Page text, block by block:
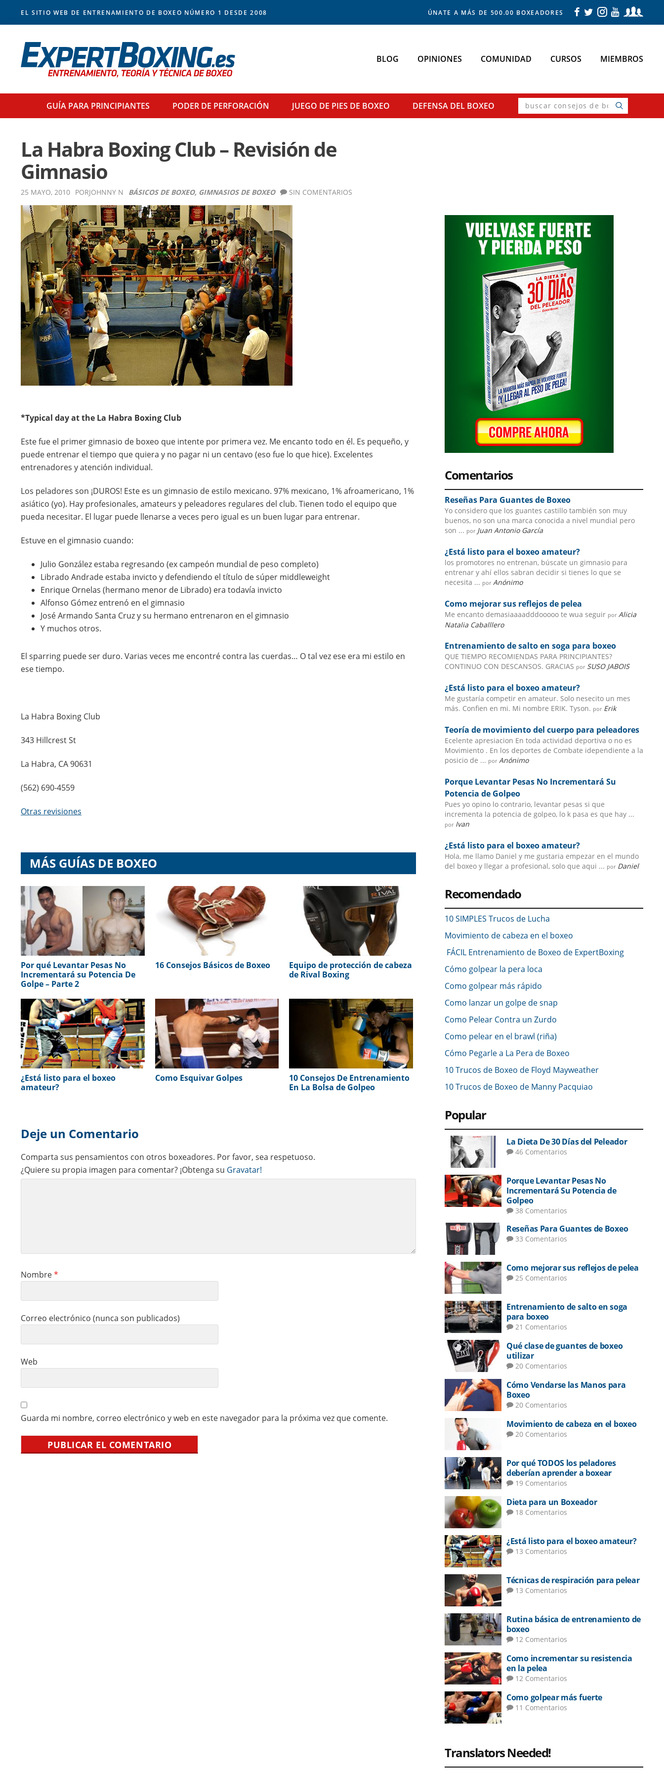
navigation
content
sidebar
EL SITIO WEB DE ENTRENAMIENTO DE BOXEO NÚMERO 1 DESDE 2008 ÚNATE A MÁS DE 500.00 BOXEADORES
BLOG OPINIONES COMUNIDAD CURSOS MIEMBROS
GUÍA PARA PRINCIPIANTES PODER DE PERFORACIÓN JUEGO DE PIES DE BOXEO DEFENSA DEL BOXEO buscar
consejos
de
boxeo
La Habra Boxing Club – Revisión de
Gimnasio
25 MAYO, 2010 PORJOHNNY N BÁSICOS DE BOXEO, GIMNASIOS DE BOXEO SIN COMENTARIOS
*Typical day at the La Habra Boxing Club
Este fue el primer gimnasio de boxeo que intente por primera vez. Me encanto todo en él. Es pequeño, y
puede entrenar el tiempo que quiera y no pagar ni un centavo (eso fue lo que hice). Excelentes
entrenadores y atención individual.
Los peladores son ¡DUROS! Este es un gimnasio de estilo mexicano. 97% mexicano, 1% afroamericano, 1%
asiático (yo). Hay profesionales, amateurs y peleadores regulares del club. Tienen todo el equipo que
pueda necesitar. El lugar puede llenarse a veces pero igual es un buen lugar para entrenar.
Estuve en el gimnasio cuando:
Julio González estaba regresando (ex campeón mundial de peso completo)
Librado Andrade estaba invicto y defendiendo el título de súper middleweight
Enrique Ornelas (hermano menor de Librado) era todavía invicto
Alfonso Gómez entrenó en el gimnasio
José Armando Santa Cruz y su hermano entrenaron en el gimnasio
Y muchos otros.
El sparring puede ser duro. Varias veces me encontré contra las cuerdas… O tal vez ese era mi estilo en
ese tiempo.
La Habra Boxing Club
343 Hillcrest St
La Habra, CA 90631
(562) 690-4559
Otras revisiones
MÁS GUÍAS DE BOXEO
Por qué Levantar Pesas No
Incrementará su Potencia De
Golpe – Parte 2
16 Consejos Básicos de Boxeo
Equipo de protección de cabeza
de Rival Boxing
¿Está listo para el boxeo
amateur?
Como Esquivar Golpes
10 Consejos De Entrenamiento
En La Bolsa de Golpeo
Reader
Interactions
Deje un Comentario
Comparta sus pensamientos con otros boxeadores. Por favor, sea respetuoso.
¿Quiere su propia imagen para comentar? ¡Obtenga su Gravatar!
Nombre*
Correo electrónico (nunca son publicados)
Web
Guarda mi nombre, correo electrónico y web en este navegador para la próxima vez que comente.
Comentarios
Reseñas Para Guantes de Boxeo
Yo considero que los guantes castillo también son muy
buenos, no son una marca conocida a nivel mundial pero
son ... por Juan Antonio García
¿Está listo para el boxeo amateur?
los promotores no entrenan, búscate un gimnasio para
entrenar y ahí ellos sabran decidir si tienes lo que se
necesita ... por Anónimo
Como mejorar sus reflejos de pelea
Me encanto demasiaaaadddooooo te wua seguir por Alicia
Natalia Caballlero
Entrenamiento de salto en soga para boxeo
QUE TIEMPO RECOMIENDAS PARA PRINCIPIANTES?
CONTINUO CON DESCANSOS. GRACIAS por SUSO JABOIS
¿Está listo para el boxeo amateur?
Me gustaría competir en amateur. Solo nesecito un mes
más. Confien en mi. Mi nombre ERIK. Tyson. por Erik
Teoría de movimiento del cuerpo para peleadores
Ecelente apresiacion En toda actividad deportiva o no es
Movimiento . En los deportes de Combate idependiente a la
posicio de ... por Anónimo
Porque Levantar Pesas No Incrementará Su
Potencia de Golpeo
Pues yo opino lo contrario, levantar pesas si que
incrementa la potencia de golpeo, lo k pasa es que hay ...
por Ivan
¿Está listo para el boxeo amateur?
Hola, me llamo Daniel y me gustaria empezar en el mundo
del boxeo y llegar a profesional, solo que aqui ... por Daniel
Recomendado
10 SIMPLES Trucos de Lucha
Movimiento de cabeza en el boxeo
FÁCIL Entrenamiento de Boxeo de ExpertBoxing
Cómo golpear la pera loca
Como golpear más rápido
Como lanzar un golpe de snap
Como Pelear Contra un Zurdo
Como pelear en el brawl (riña)
Cómo Pegarle a La Pera de Boxeo
10 Trucos de Boxeo de Floyd Mayweather
10 Trucos de Boxeo de Manny Pacquiao
Popular
La Dieta De 30 Días del Peleador
46 Comentarios
Porque Levantar Pesas No
Incrementará Su Potencia de
Golpeo
38 Comentarios
Reseñas Para Guantes de Boxeo
33 Comentarios
Como mejorar sus reflejos de pelea
25 Comentarios
Entrenamiento de salto en soga
para boxeo
21 Comentarios
Qué clase de guantes de boxeo
utilizar
20 Comentarios
Cómo Vendarse las Manos para
Boxeo
20 Comentarios
Movimiento de cabeza en el boxeo
20 Comentarios
Por qué TODOS los peladores
deberían aprender a boxear
19 Comentarios
Dieta para un Boxeador
18 Comentarios
¿Está listo para el boxeo amateur?
13 Comentarios
Técnicas de respiración para pelear
13 Comentarios
Rutina básica de entrenamiento de
boxeo
12 Comentarios
Como incrementar su resistencia
en la pelea
12 Comentarios
Como golpear más fuerte
11 Comentarios
Translators Needed!